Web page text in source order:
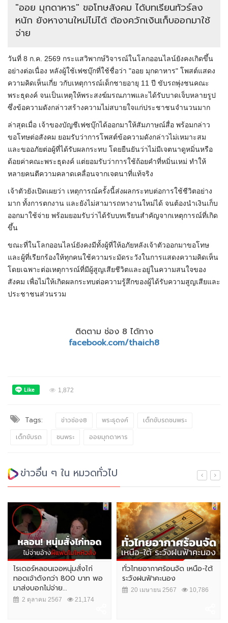
"ออย มุกดาหาร" ขอโทษสังคม ได้บทเรียนทัวร์ลง
หนัก ยังหางานใหม่ไม่ได้ ต้องควักเงินเก็บออกมาใช้
จ่าย
วันที่ 8 ก.ค. 2569 กระแสวิพากษ์วิจารณ์ในโลกออนไลน์ยังคงเกิดขึ้น
อย่างต่อเนื่อง หลังผู้ใช้เฟซบุ๊กที่ใช้ชื่อว่า "ออย มุกดาหาร" โพสต์แสดง
ความคิดเห็นเกี่ย วกับเหตุการณ์เด็กชายอายุ 11 ปี ขับรถพุ่งชนคณะ
พระธุดงค์ จนเป็นเหตุให้พระสงฆ์มรณภาพและได้รับบาดเจ็บหลายรูป
ซึ่งข้อความดังกล่าวสร้างความไม่สบายใจแก่ประชาชนจำนวนมาก
ล่าสุดเมื่อ เจ้าของบัญชีเฟซบุ๊กได้ออกมาให้สัมภาษณ์สื่อ พร้อมกล่าว
ขอโทษต่อสังคม ยอมรับว่าการโพสต์ข้อความดังกล่าวไม่เหมาะสม
และขออภัยต่อผู้ที่ได้รับผลกระทบ โดยยืนยันว่าไม่มีเจตนาดูหมิ่นหรือ
ด้อยค่าคณะพระธุดงค์ แต่ยอมรับว่าการใช้ถ้อยคำที่หมิ่นเหม่ ทำให้
หลายคนตีความคลาดเคลื่อนจากเจตนาที่แท้จริง
เจ้าตัวยังเปิดเผยว่า เหตุการณ์ครั้งนี้ส่งผลกระทบต่อการใช้ชีวิตอย่าง
มาก ทั้งการตกงาน และยังไม่สามารถหางานใหม่ได้ จนต้องนำเงินเก็บ
ออกมาใช้จ่าย พร้อมยอมรับว่าได้รับบทเรียนสำคัญจากเหตุการณ์ที่เกิด
ขึ้น
ขณะที่ในโลกออนไลน์ยังคงมีทั้งผู้ที่ให้อภัยหลังเจ้าตัวออกมาขอโทษ
และผู้ที่เรียกร้องให้ทุกคนใช้ความระมัดระวังในการแสดงความคิดเห็น
โดยเฉพาะต่อเหตุการณ์ที่มีผู้สูญเสียชีวิตและอยู่ในความสนใจของ
สังคม เพื่อไม่ให้เกิดผลกระทบต่อความรู้สึกของผู้ได้รับความสูญเสียและ
ประชาชนส่วนรวม
ติดตาม ช่อง 8 ได้ทาง
facebook.com/thaich8
1,872
Tags: ข่าวช่อง8 พระธุดงค์
เด็กขับรถชนพระ
เด็กขับรถ
ชนพระ ออยมุกดาหาร
ข่าวอื่น ๆ ใน หมวดทั่วไป
ไรเดอร์หลอนเจอหนุ่มสั่งไก่
ทอดเจ้าดังกว่า 800 บาท พอ
มาส่งบอกไม่จ่าย...
2 ตุลาคม 2567 21,174
ทั่วไทยอากาศร้อนจัด เหนือ-ใต้
ระวังฝนฟ้าคะนอง
20 เมษายน 2567 10,786